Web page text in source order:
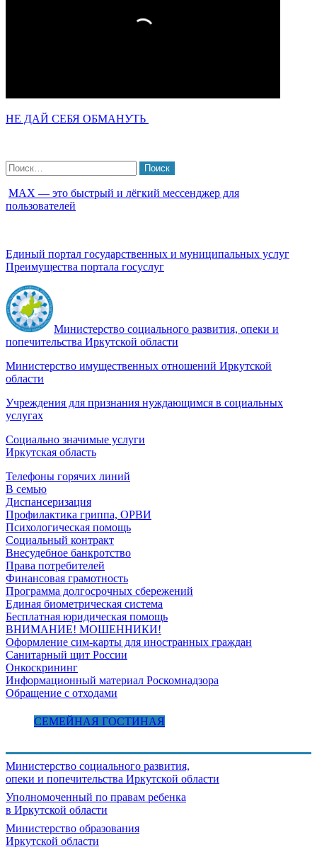
НЕ ДАЙ СЕБЯ ОБМАНУТЬ
Найти:
МАХ — это быстрый и лёгкий мессенджер для
пользователей
Единый портал государственных и муниципальных услуг
Преимущества портала госуслуг
Министерство социального развития, опеки и
попечительства Иркутской области
Министерство имущественных отношений Иркутской
области
Учреждения для признания нуждающимся в социальных
услугах
Социально значимые услуги
Иркутская область
Телефоны горячих линий
В семью
Диспансеризация
Профилактика гриппа, ОРВИ
Психологическая помощь
Социальный контракт
Внесудебное банкротство
Права потребителей
Финансовая грамотность
Программа долгосрочных сбережений
Единая биометрическая система
Бесплатная юридическая помощь
ВНИМАНИЕ! МОШЕННИКИ!
Оформление сим-карты для иностранных граждан
Санитарный щит России
Онкоскрининг
Информационный материал Роскомнадзора
Обращение с отходами
СЕМЕЙНАЯ ГОСТИНАЯ
Министерство социального развития,
опеки и попечительства Иркутской области
Уполномоченный по правам ребенка
в Иркутской области
Министерство образования
Иркутской области